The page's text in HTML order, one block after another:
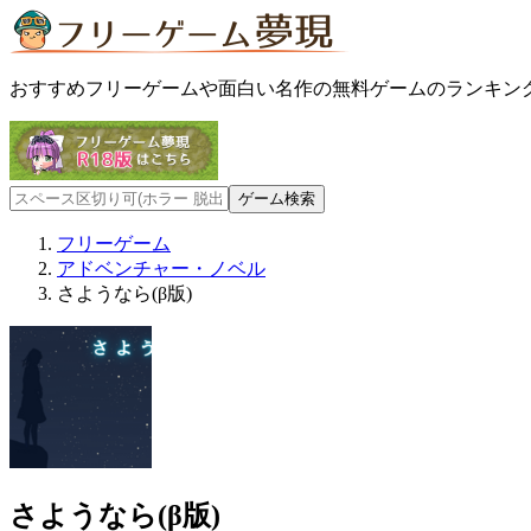
おすすめフリーゲームや面白い名作の無料ゲームのランキン
フリーゲーム
アドベンチャー・ノベル
さようなら(β版)
さようなら(β版)